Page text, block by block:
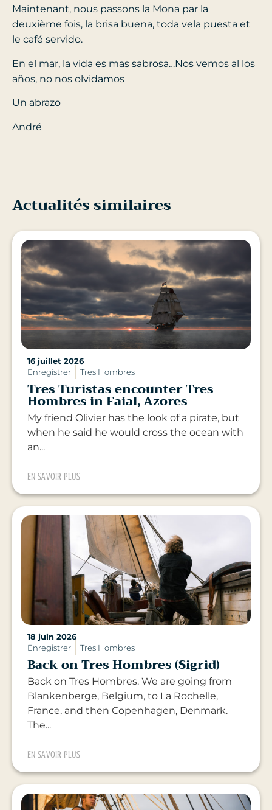
Maintenant, nous passons la Mona par la
deuxième fois, la brisa buena, toda vela puesta et
le café servido.
En el mar, la vida es mas sabrosa…Nos vemos al los
años, no nos olvidamos
Un abrazo
André
Actualités similaires
16 juillet 2026
Enregistrer
Tres Hombres
Tres Turistas encounter Tres
Hombres in Faial, Azores
My friend Olivier has the look of a pirate, but
when he said he would cross the ocean with
an...
EN SAVOIR PLUS
18 juin 2026
Enregistrer
Tres Hombres
Back on Tres Hombres (Sigrid)
Back on Tres Hombres. We are going from
Blankenberge, Belgium, to La Rochelle,
France, and then Copenhagen, Denmark.
The...
EN SAVOIR PLUS